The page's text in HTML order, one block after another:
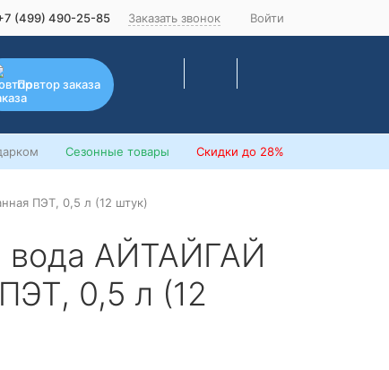
(499) 490-25-85 Заказать звонок Войти
Повтор заказа
Сезонные товары Скидки до 28%
ПЭТ, 0,5 л (12 штук)
вода АЙТАЙГАЙ
0,5 л (12